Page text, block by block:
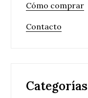
Cómo comprar
Contacto
Categorías